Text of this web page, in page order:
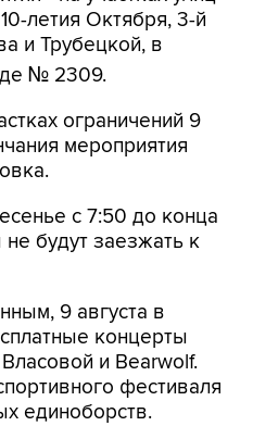
летия Октября, 3-й
и Трубецкой, в
№ 2309.
ограничений 9
мероприятия
с 7:50 до конца
будут заезжать к
9 августа в
концерты
и Bearwolf.
фестиваля
единоборств.